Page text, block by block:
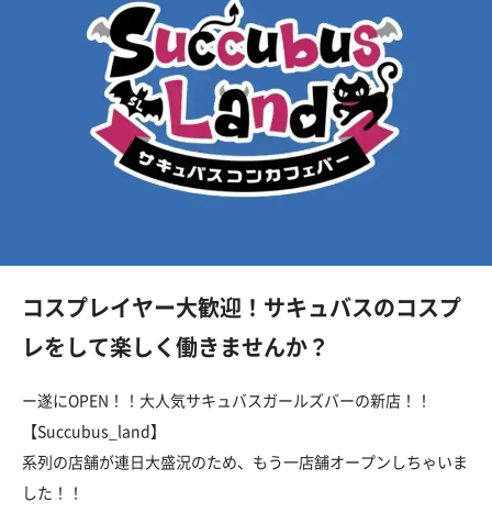
コスプレイヤー大歓迎！サキュバスのコスプ
レをして楽しく働きませんか？
ー遂にOPEN！！大人気サキュバスガールズバーの新店！！
【Succubus_land】
系列の店舗が連日大盛況のため、もう一店舗オープンしちゃいま
した！！